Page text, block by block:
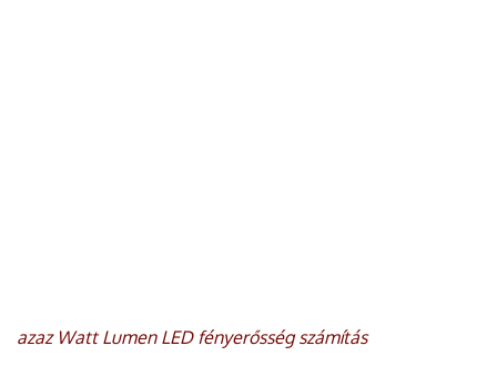
azaz Watt Lumen LED fényerősség számítás